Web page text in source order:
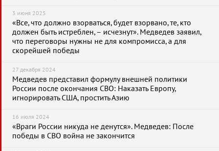
3 июня 2025
«Все, что должно взорваться, будет взорвано, те, кто
должен быть истреблен, – исчезнут». Медведев заявил,
что переговоры нужны не для компромисса, а для
скорейшей победы
27 декабря 2024
Медведев представил формулу внешней политики
России после окончания СВО: Наказать Европу,
игнорировать США, простить Азию
16 июля 2024
«Враги России никуда не денутся». Медведев: После
победы в СВО война не закончится